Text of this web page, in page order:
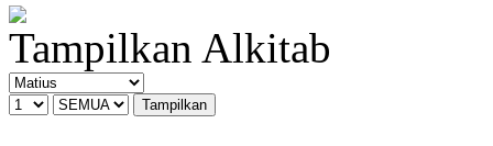
Tampilkan Alkitab